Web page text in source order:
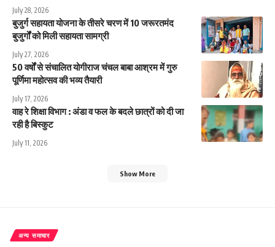
July 28, 2026
बुजुर्ग सहायता योजना के तीसरे चरण में 10 जरूरतमंद
बुजुर्गों को मिली सहायता सामग्री
July 27, 2026
50 वर्षों से संचालित योगीराज चंचल बाबा आश्रम में गुरु
पूर्णिमा महोत्सव की भव्य तैयारी
July 17, 2026
वाह रे शिक्षा विभाग : अंडा व फल के बदले छात्रों को दी जा
रही है बिस्कुट
July 11, 2026
Show More
अन्य समाचार